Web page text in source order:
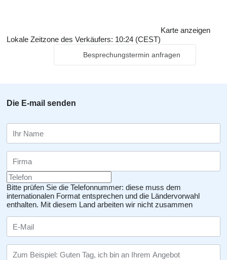
Karte anzeigen
Lokale Zeitzone des Verkäufers: 10:24 (CEST)
Besprechungstermin anfragen
Die E-mail senden
Bitte prüfen Sie die Telefonnummer: diese muss dem
internationalen Format entsprechen und die Ländervorwahl
enthalten. Mit diesem Land arbeiten wir nicht zusammen